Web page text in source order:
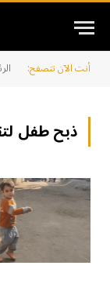
أنت الآن تتصفح:
ذبح طفل